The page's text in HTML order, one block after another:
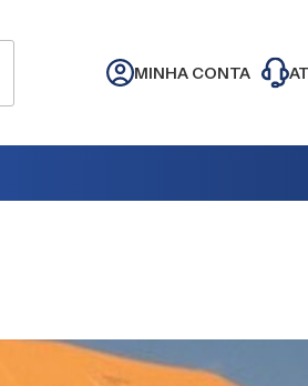
MINHA CONTA